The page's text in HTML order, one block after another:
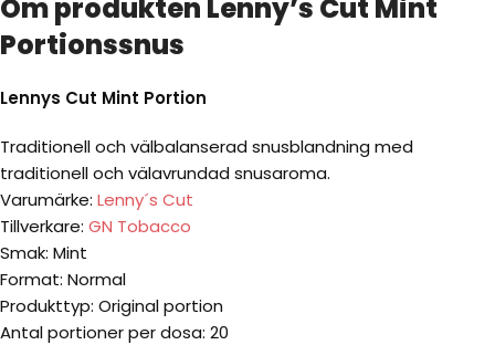
Om produkten Lenny’s Cut Mint
Portionssnus
Lennys Cut Mint Portion
Traditionell och välbalanserad snusblandning med
traditionell och välavrundad snusaroma.
Varumärke: Lenny´s Cut
Tillverkare: GN Tobacco
Smak: Mint
Format: Normal
Produkttyp: Original portion
Antal portioner per dosa: 20